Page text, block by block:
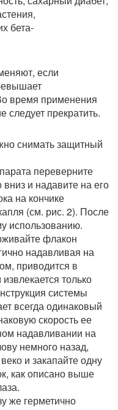
бета-
если
время применения
следует прекратить.
снимать защитный
переверните
и надавите на его
на кончике
(см. рис. 2). После
использованию.
флакон
надавливая на
приводится в
только
системы
всегда одинаковый
скорость ее
надавливании на
немного назад,
и закапайте одну
как описано выше
же герметично